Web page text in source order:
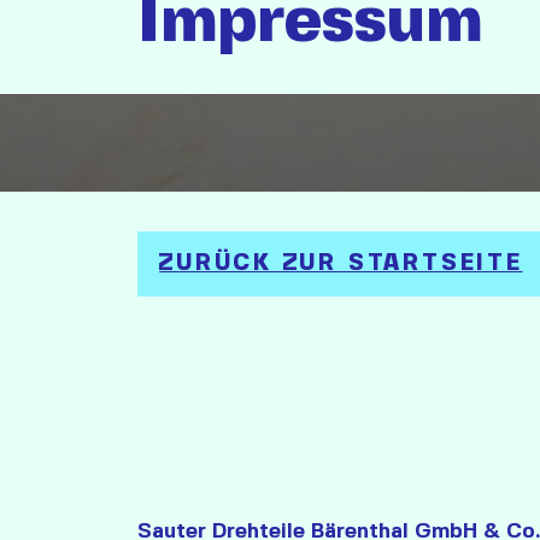
Impressum
ZURÜCK ZUR STARTSEITE
Sauter Drehteile Bärenthal GmbH &